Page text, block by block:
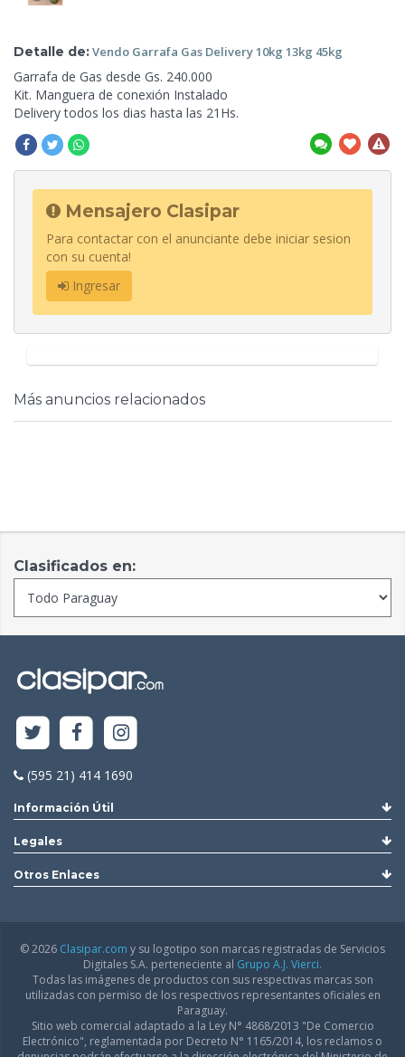
Detalle de:Vendo Garrafa Gas Delivery 10kg 13kg 45kg
Garrafa de Gas desde Gs. 240.000
Kit. Manguera de conexión Instalado
Delivery todos los dias hasta las 21Hs.
Mensajero Clasipar
Para contactar con el anunciante debe iniciar sesion
con su cuenta!
Ingresar
Más anuncios relacionados
Clasificados en:
(595 21) 414 1690
Información Útil
Legales
Otros Enlaces
© 2026 Clasipar.com y su logotipo son marcas registradas de Servicios
Digitales S.A. perteneciente al Grupo A.J. Vierci.
Todas las imágenes de productos con sus respectivas marcas son
utilizadas con permiso de los respectivos representantes oficiales en
Paraguay.
Sitio web comercial adaptado a la Ley N° 4868/2013 "De Comercio
Electrónico", reglamentada por Decreto N° 1165/2014, los reclamos o